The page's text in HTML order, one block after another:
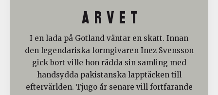
A R V E T
I en lada på Gotland väntar en skatt. Innan
den legendariska formgivaren Inez Svensson
gick bort ville hon rädda sin samling med
handsydda pakistanska lapptäcken till
eftervärlden. Tjugo år senare vill fortfarande